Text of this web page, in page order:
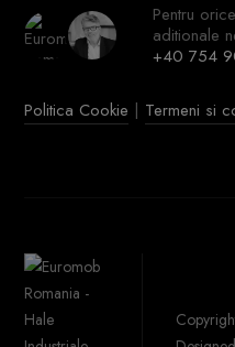
Pentru
aditionale
+40 754
Politica Cookie | Termeni si